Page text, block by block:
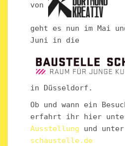
von
geht es nun im Mai
Juni in die
in Düsseldorf.
Ob und wann ein
erfahrt ihr hier
Ausstellung und unter
schaustelle.de